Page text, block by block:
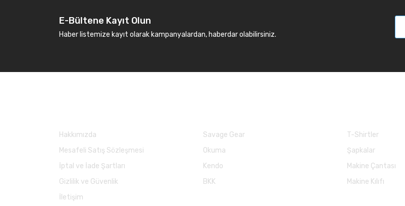
E-Bültene Kayıt Olun
Haber listemize kayıt olarak kampanyalardan, haberdar olabilirsiniz.
Hakkımızda
Mesafeli Satış Sözleşmesi
İptal ve İade Şartları
Gizlilik ve Güvenlik
İletişim
Savage Gear
Okuma
Kendo
BKK
T-Shirtler
Şapkalar
Makine Çantası
Makine Kılıfı